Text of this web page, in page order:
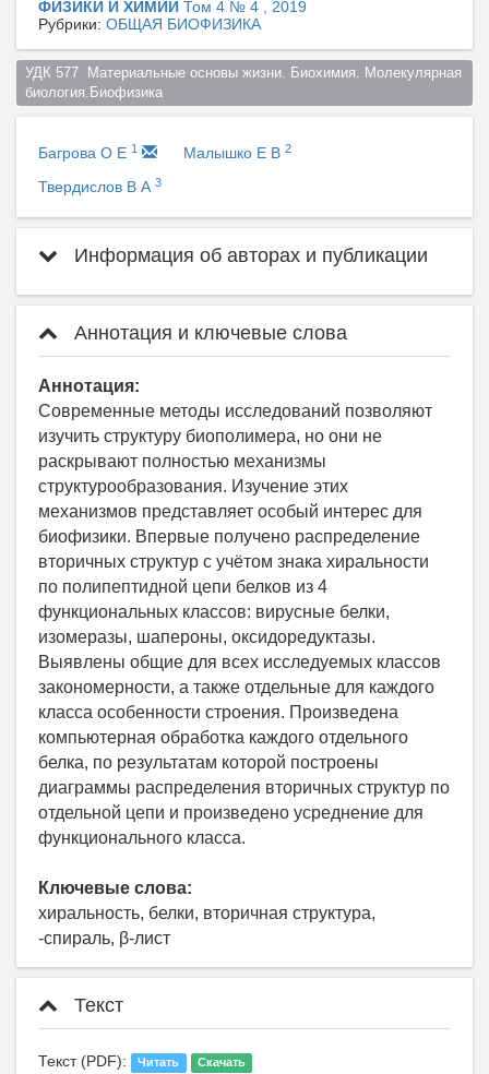
ФИЗИКИ И ХИМИИ Том 4 № 4 , 2019
Рубрики: ОБЩАЯ БИОФИЗИКА
УДК 577  Материальные основы жизни. Биохимия. Молекулярная
биология.Биофизика
Багрова О Е 1 Малышко Е В 2
Твердислов В А 3
Информация об авторах и публикации
Аннотация и ключевые слова
Аннотация:
Современные методы исследований позволяют
изучить структуру биополимера, но они не
раскрывают полностью механизмы
структурообразования. Изучение этих
механизмов представляет особый интерес для
биофизики. Впервые получено распределение
вторичных структур с учётом знака хиральности
по полипептидной цепи белков из 4
функциональных классов: вирусные белки,
изомеразы, шапероны, оксидоредуктазы.
Выявлены общие для всех исследуемых классов
закономерности, а также отдельные для каждого
класса особенности строения. Произведена
компьютерная обработка каждого отдельного
белка, по результатам которой построены
диаграммы распределения вторичных структур по
отдельной цепи и произведено усреднение для
функционального класса.
Ключевые слова:
хиральность, белки, вторичная структура,
-спираль, β-лист
Текст
Текст (PDF): Читать Скачать